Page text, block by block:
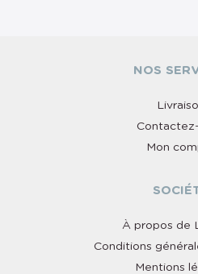
NOS
Mon
À propos de
Conditions
Mentions